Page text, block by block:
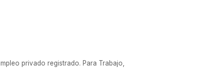
privado registrado. Para Trabajo,